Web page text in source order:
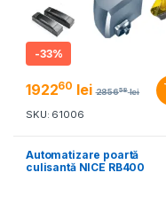
-33%
192260 lei 285658 lei
SKU: 61006
Automatizare poartă
culisantă NICE RB400